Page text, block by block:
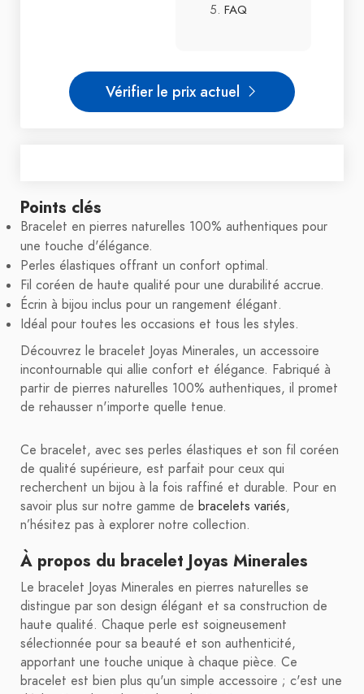
FAQ
Vérifier le prix actuel
Points clés
Bracelet en pierres naturelles 100% authentiques pour
une touche d'élégance.
Perles élastiques offrant un confort optimal.
Fil coréen de haute qualité pour une durabilité accrue.
Écrin à bijou inclus pour un rangement élégant.
Idéal pour toutes les occasions et tous les styles.
Découvrez le bracelet Joyas Minerales, un accessoire
incontournable qui allie confort et élégance. Fabriqué à
partir de pierres naturelles 100% authentiques, il promet
de rehausser n'importe quelle tenue.
Ce bracelet, avec ses perles élastiques et son fil coréen
de qualité supérieure, est parfait pour ceux qui
recherchent un bijou à la fois raffiné et durable. Pour en
savoir plus sur notre gamme de bracelets variés,
n’hésitez pas à explorer notre collection.
À propos du bracelet Joyas Minerales
Le bracelet Joyas Minerales en pierres naturelles se
distingue par son design élégant et sa construction de
haute qualité. Chaque perle est soigneusement
sélectionnée pour sa beauté et son authenticité,
apportant une touche unique à chaque pièce. Ce
bracelet est bien plus qu'un simple accessoire ; c'est une